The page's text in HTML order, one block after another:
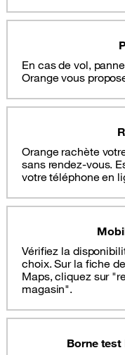
En cas de vol,
Orange vous
Orange rachète
sans rendez-vous.
votre téléphone en
Vérifiez la
choix. Sur la fiche
Maps, cliquez sur
magasin".
Borne test